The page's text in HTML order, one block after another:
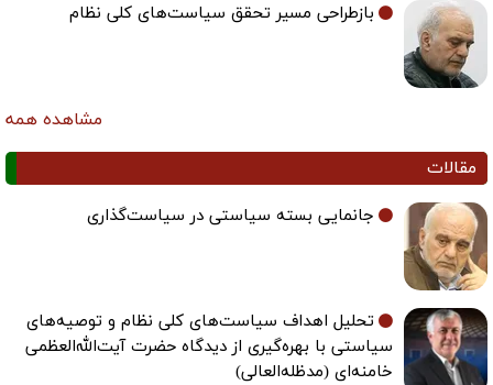
بازطراحی مسیر تحقق سیاست‌های کلی نظام
مشاهده همه
مقالات
جانمایی بسته سیاستی در سیاست‌گذاری
تحلیل اهداف سیاست‌های کلی نظام و توصیه‌های
سیاستی با بهره‌گیری از دیدگاه حضرت آیت‌الله‌العظمی
خامنه‌ای (مدظله‌العالی)